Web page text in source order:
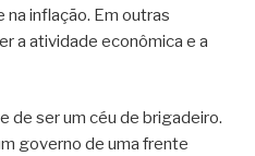
na inflação. Em outras
a atividade econômica e a
de ser um céu de brigadeiro.
governo de uma frente